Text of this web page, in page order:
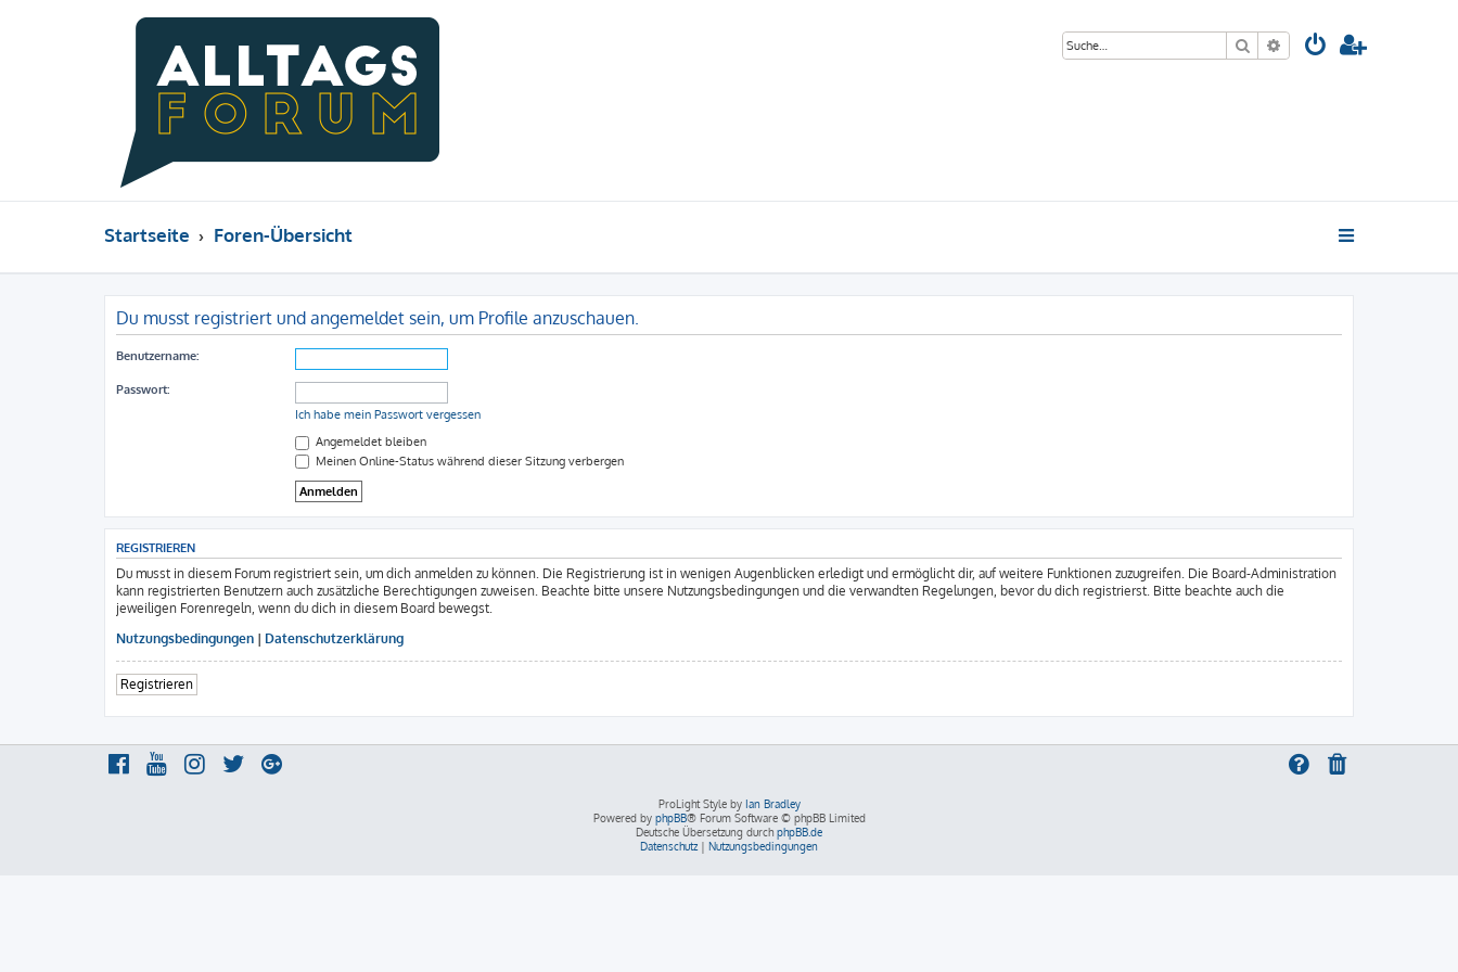
Suche Erweiterte Suche
Startseite Foren-Übersicht
Du musst registriert und angemeldet sein, um Profile anzuschauen.
Benutzername:
Passwort:
Ich habe mein Passwort vergessen
Angemeldet bleiben
Meinen Online-Status während dieser Sitzung verbergen
REGISTRIEREN
Du musst in diesem Forum registriert sein, um dich anmelden zu können. Die Registrierung ist in wenigen Augenblicken erledigt und ermöglicht dir, auf weitere Funktionen zuzugreifen. Die Board-Administration
kann registrierten Benutzern auch zusätzliche Berechtigungen zuweisen. Beachte bitte unsere Nutzungsbedingungen und die verwandten Regelungen, bevor du dich registrierst. Bitte beachte auch die
jeweiligen Forenregeln, wenn du dich in diesem Board bewegst.
Nutzungsbedingungen | Datenschutzerklärung
Registrieren
ProLight Style by Ian Bradley
Powered by phpBB® Forum Software © phpBB Limited
Deutsche Übersetzung durch phpBB.de
Datenschutz | Nutzungsbedingungen